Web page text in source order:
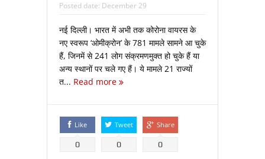
Posted date: December 29
नई दिल्ली। भारत में अभी तक कोरोना वायरस के
नए स्वरूप ‘ओमीक्रोन’ के 781 मामले सामने आ चुके
हैं, जिनमें से 241 लोग संक्रमणमुक्त हो चुके हैं या
अन्य स्थानों पर चले गए हैं। ये मामले 21 राज्यों
त... Read more
Like
0
Tweet
0
Share
0